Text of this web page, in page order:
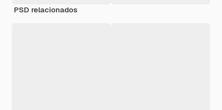
PSD relacionados